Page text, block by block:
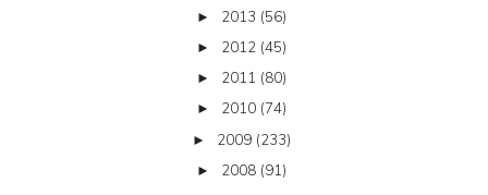
► 2013 (56)
► 2012 (45)
► 2011 (80)
► 2010 (74)
► 2009 (233)
► 2008 (91)